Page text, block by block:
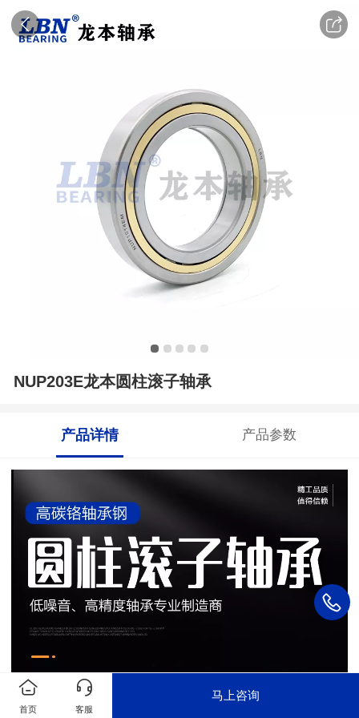
NUP203E龙本圆柱滚子轴承
产品详情 产品参数
首页 客服
马上咨询